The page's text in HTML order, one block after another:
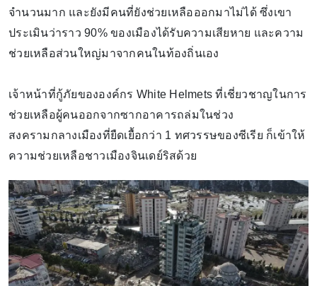
จำนวนมาก และยังมีคนที่ยังช่วยเหลือออกมาไม่ได้ ซึ่งเขา
ประเมินว่าราว 90% ของเมืองได้รับความเสียหาย และความ
ช่วยเหลือส่วนใหญ่มาจากคนในท้องถิ่นเอง
เจ้าหน้าที่กู้ภัยขององค์กร White Helmets ที่เชี่ยวชาญในการ
ช่วยเหลือผู้คนออกจากซากอาคารถล่มในช่วง
สงครามกลางเมืองที่ยืดเยื้อกว่า 1 ทศวรรษของซีเรีย ก็เข้าให้
ความช่วยเหลือชาวเมืองจินเดย์ริสด้วย